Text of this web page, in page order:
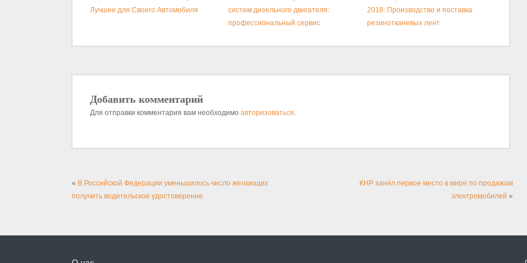
Лучшее для Своего Автомобиля
систем дизельного двигателя:
профессиональный сервис
2018: Производство и поставка
резинотканевых лент
Добавить комментарий
Для отправки комментария вам необходимо авторизоваться
« В Российской Федерации уменьшилось число желающих
получить водительское удостоверение
КНР занял первое место в мире по продажам
электромобилей »